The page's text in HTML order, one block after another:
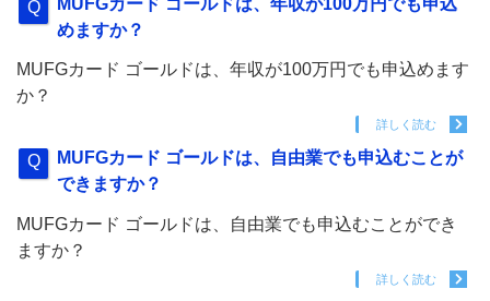
めますか？
MUFGカード ゴールドは、年収が100万円でも申込めます
か？
詳しく読む
MUFGカード ゴールドは、自由業でも申込むことが
できますか？
MUFGカード ゴールドは、自由業でも申込むことができ
ますか？
詳しく読む